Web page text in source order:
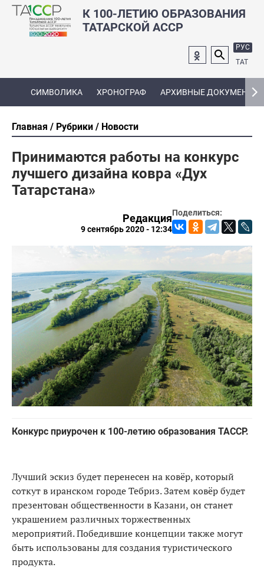
К 100-ЛЕТИЮ ОБРАЗОВАНИЯ
ТАТАРСКОЙ АССР
РУС
ТАТ
СИМВОЛИКА ХРОНОГРАФ АРХИВНЫЕ ДОКУМЕНТЫ
Главная Рубрики Новости
Принимаются работы на конкурс
лучшего дизайна ковра «Дух
Татарстана»
Поделиться:
Редакция
9 сентябрь 2020 - 12:34
Конкурс приурочен к 100-летию образования ТАССР.
Лучший эскиз будет перенесен на ковёр, который
соткут в иранском городе Тебриз. Затем ковёр будет
презентован общественности в Казани, он станет
украшением различных торжественных
мероприятий. Победившие концепции также могут
быть использованы для создания туристического
продукта.